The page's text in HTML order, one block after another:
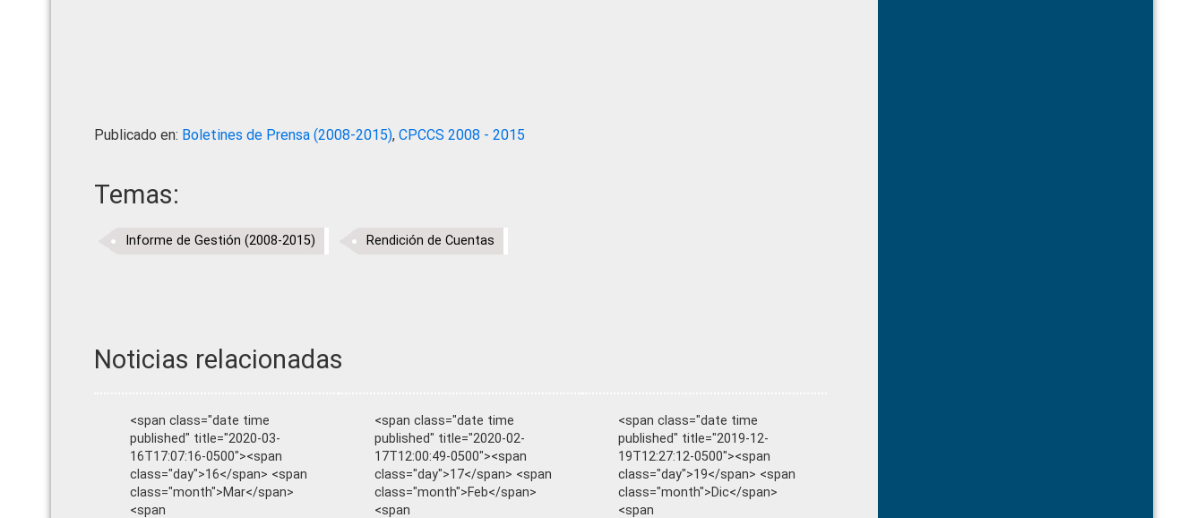
Publicado en: Boletines de Prensa (2008-2015), CPCCS 2008 - 2015
Temas:
Informe de Gestión (2008-2015) Rendición de Cuentas
Noticias relacionadas
<span class="date time
published" title="2020-03-
16T17:07:16-0500"><span
class="day">16</span> <span
class="month">Mar</span>
<span
<span class="date time
published" title="2020-02-
17T12:00:49-0500"><span
class="day">17</span> <span
class="month">Feb</span>
<span
<span class="date time
published" title="2019-12-
19T12:27:12-0500"><span
class="day">19</span> <span
class="month">Dic</span>
<span